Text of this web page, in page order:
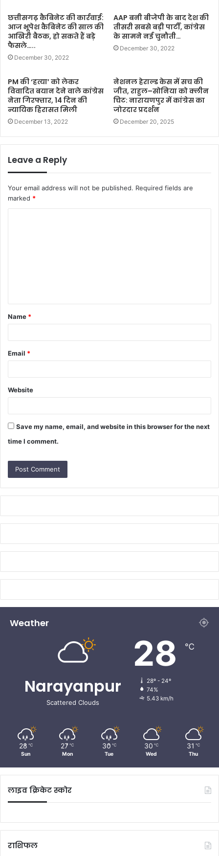
छत्तीसगढ़ कैबिनेट की कार्रवाई:
आज भूपेश कैबिनेट की साल की
आखिरी बैठक, हो सकते हैं बड़े
फैसले…..
December 30, 2022
AAP बनी बीजेपी के बाद देश की
तीसरी सबसे बड़ी पार्टी, कांग्रेस
के सामने नई चुनौती…
December 30, 2022
PM की ‘हत्या’ को लेकर
विवादित बयान देने वाले कांग्रेस
नेता गिरफ्तार, 14 दिन की
न्यायिक हिरासत मिली
December 13, 2022
नेशनल हेराल्ड केस में सच की
जीत, राहुल–सोनिया को क्लीन
चिट: नारायणपुर में कांग्रेस का
जोरदार प्रदर्शन
December 20, 2025
Leave a Reply
Your email address will not be published. Required fields are
marked *
t
*
Name *
Email *
Website
Save my name, email, and website in this browser for the next
time I comment.
Weather
Narayanpur
Scattered Clouds
28 ℃
28º - 24º
74%
5.43 km/h
28 ℃
Sun
27 ℃
Mon
30 ℃
Tue
30 ℃
Wed
31 ℃
Thu
लाइव क्रिकेट स्कोर
राशिफल